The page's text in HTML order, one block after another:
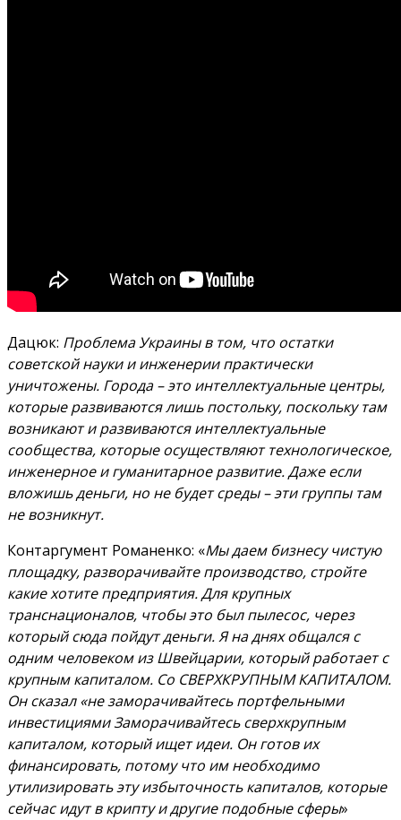
Дацюк: Проблема Украины в том, что остатки
советской науки и инженерии практически
уничтожены. Города – это интеллектуальные центры,
которые развиваются лишь постольку, поскольку там
возникают и развиваются интеллектуальные
сообщества, которые осуществляют технологическое,
инженерное и гуманитарное развитие. Даже если
вложишь деньги, но не будет среды – эти группы там
не возникнут.
Контаргумент Романенко: «Мы даем бизнесу чистую
площадку, разворачивайте производство, стройте
какие хотите предприятия. Для крупных
транснационалов, чтобы это был пылесос, через
который сюда пойдут деньги. Я на днях общался с
одним человеком из Швейцарии, который работает с
крупным капиталом. Со СВЕРХКРУПНЫМ КАПИТАЛОМ.
Он сказал «не заморачивайтесь портфельными
инвестициями Заморачивайтесь сверхкрупным
капиталом, который ищет идеи. Он готов их
финансировать, потому что им необходимо
утилизировать эту избыточность капиталов, которые
сейчас идут в крипту и другие подобные сферы»